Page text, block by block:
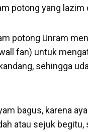
potong yang lazim
potong Unram
fan) untuk
sehingga
bagus, karena
atau sejuk begitu,